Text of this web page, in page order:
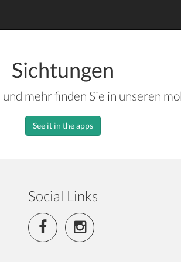
Sichtungen
mehr finden Sie in unseren
See it in the apps
Social Links